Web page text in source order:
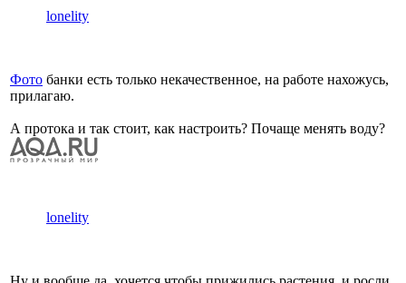
lonelity
Фото банки есть только некачественное, на работе нахожусь,
прилагаю.
А протока и так стоит, как настроить? Почаще менять воду?
lonelity